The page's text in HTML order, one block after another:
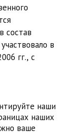
состав
в
гг., с
наши
наших
ваше